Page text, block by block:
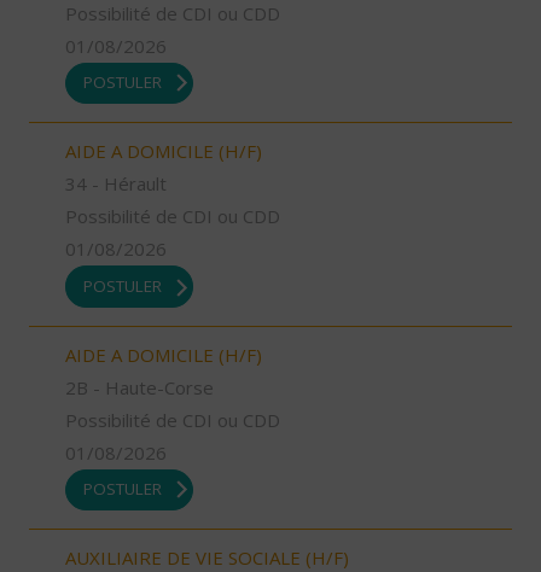
Possibilité de CDI ou CDD
01/08/2026
POSTULER
AIDE A DOMICILE (H/F)
34 - Hérault
Possibilité de CDI ou CDD
01/08/2026
POSTULER
AIDE A DOMICILE (H/F)
2B - Haute-Corse
Possibilité de CDI ou CDD
01/08/2026
POSTULER
AUXILIAIRE DE VIE SOCIALE (H/F)